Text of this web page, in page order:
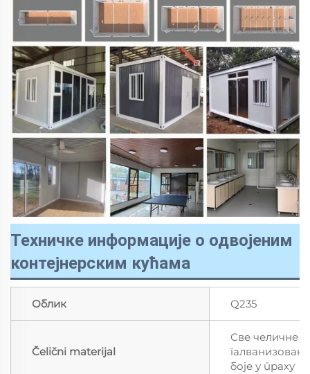
Техничке информације о одвојеним
контејнерским кућама
Облик Q235
Čelični materijal
Све челичне
боје у праху